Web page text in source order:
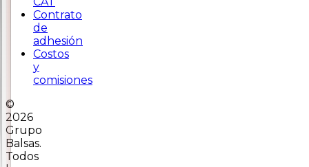
Contrato
de
adhesión
Costos
y
comisiones
©
2026
Grupo
Balsas.
Todos